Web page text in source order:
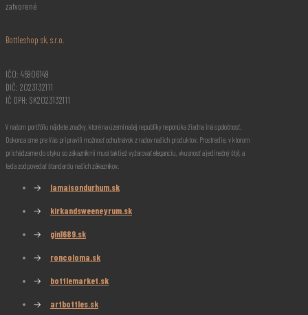
zatvorené
Bottleshop sk, s.r.o.
IČO: 45906149
DIČ: 2023132111
IČ DPH: SK2023132111
V našom portfóliu nájdete značky, ktoré na území našej republiky neponúka žiadna iná spoločnosť.
Dokonca sme pre Vás pripravili možnosť ochutnávok z radov našich produktov. Prostredie, v ktorom
prichádzame do styku so zákazníkmi musí taktiež vyžarovať eleganciu, vkusnosť a jedinečný štýl, a
teda zodpovedať štandardu našich zákazníkov.
→ lamaisondurhum.sk
→ kirkandsweeneyrum.sk
→ gin1689.sk
→ roncoloma.sk
→ bottlemarket.sk
→ artbottles.sk